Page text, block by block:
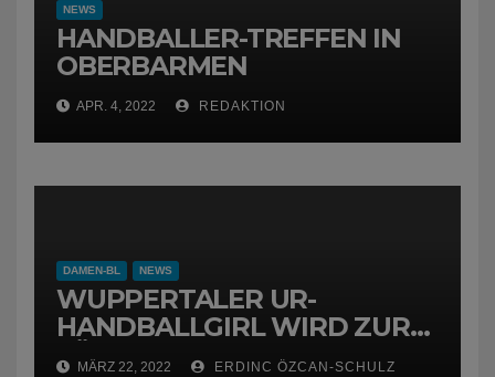
NEWS
HANDBALLER-TREFFEN IN
OBERBARMEN
APR. 4, 2022 REDAKTION
DAMEN-BL NEWS
WUPPERTALER UR-
HANDBALLGIRL WIRD ZUR
FÜCHSIN
MÄRZ 22, 2022 ERDINC ÖZCAN-SCHULZ